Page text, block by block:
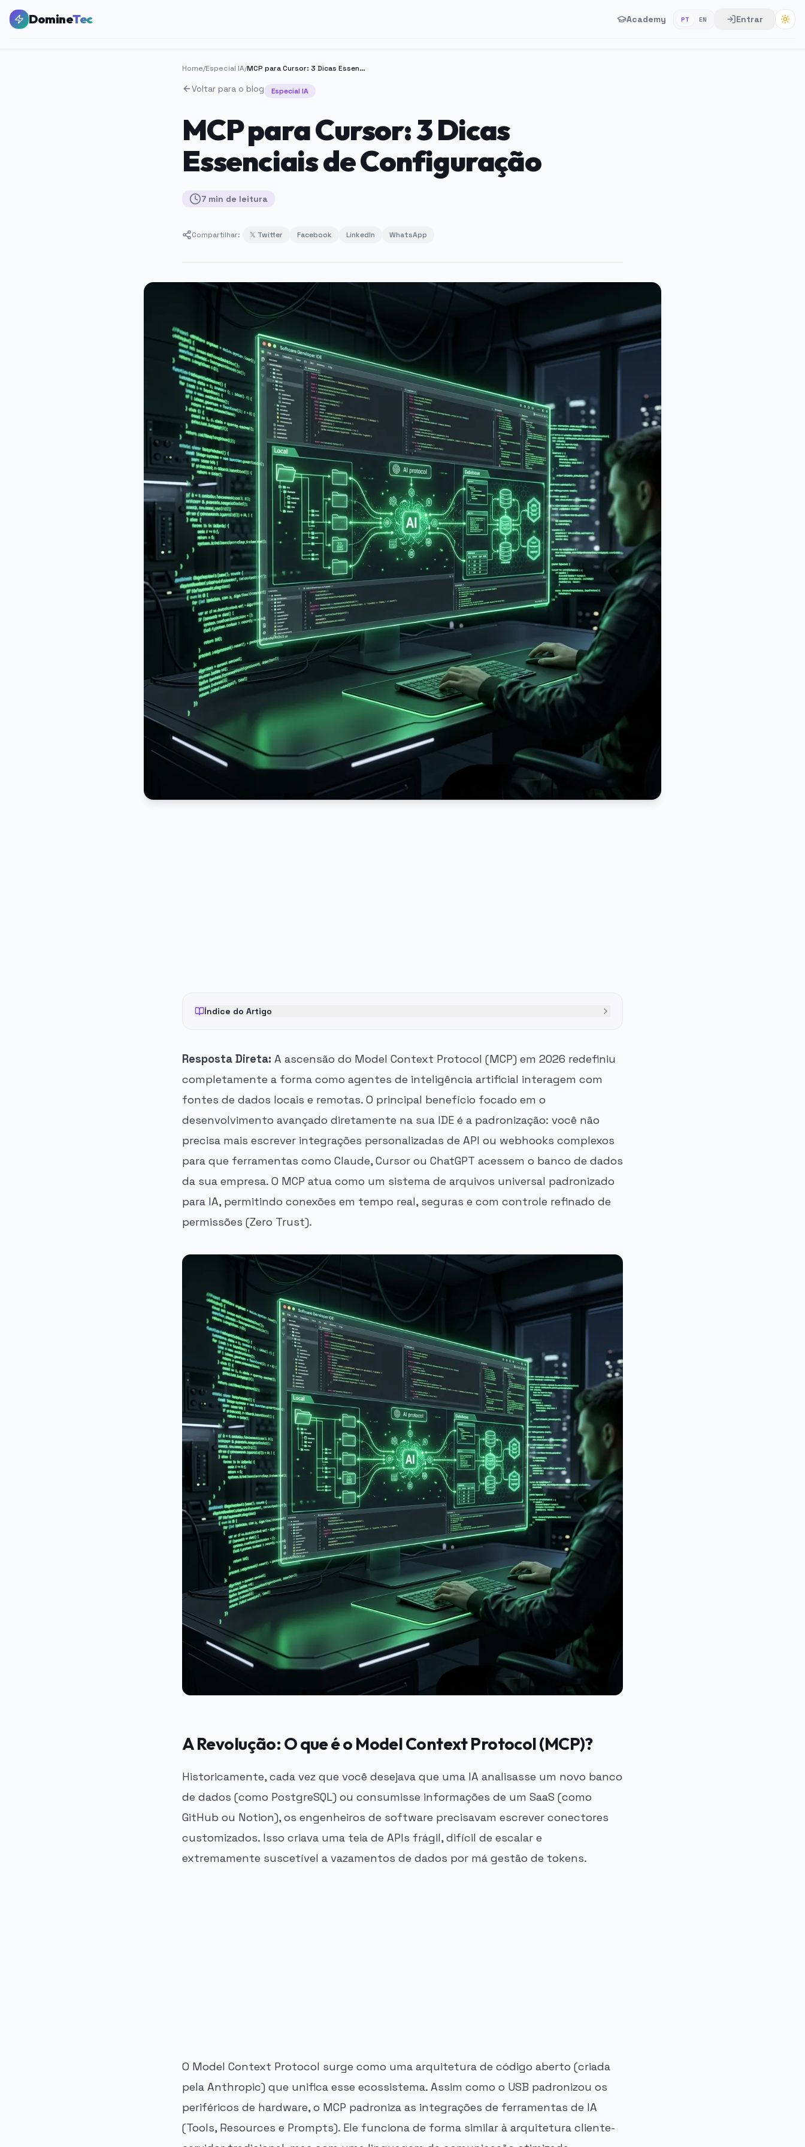
DomineTec Academy PT EN Entrar
Home/Especial IA/ MCP para Cursor: 3 Dicas Essenciais de Configuração
Voltar para o blog Especial IA
MCP para Cursor: 3 Dicas
Essenciais de Configuração
7 min de leitura
Compartilhar: 𝕏 Twitter Facebook LinkedIn WhatsApp
Índice do Artigo
Resposta Direta: A ascensão do Model Context Protocol (MCP) em 2026 redefiniu
completamente a forma como agentes de inteligência artificial interagem com
fontes de dados locais e remotas. O principal benefício focado em o
desenvolvimento avançado diretamente na sua IDE é a padronização: você não
precisa mais escrever integrações personalizadas de API ou webhooks complexos
para que ferramentas como Claude, Cursor ou ChatGPT acessem o banco de dados
da sua empresa. O MCP atua como um sistema de arquivos universal padronizado
para IA, permitindo conexões em tempo real, seguras e com controle refinado de
permissões (Zero Trust).
A Revolução: O que é o Model Context Protocol (MCP)?
Historicamente, cada vez que você desejava que uma IA analisasse um novo banco
de dados (como PostgreSQL) ou consumisse informações de um SaaS (como
GitHub ou Notion), os engenheiros de software precisavam escrever conectores
customizados. Isso criava uma teia de APIs frágil, difícil de escalar e
extremamente suscetível a vazamentos de dados por má gestão de tokens.
O Model Context Protocol surge como uma arquitetura de código aberto (criada
pela Anthropic) que unifica esse ecossistema. Assim como o USB padronizou os
periféricos de hardware, o MCP padroniza as integrações de ferramentas de IA
(Tools, Resources e Prompts). Ele funciona de forma similar à arquitetura cliente-